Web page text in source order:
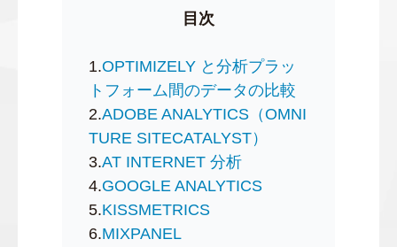
目次
1.OPTIMIZELY と分析プラッ
トフォーム間のデータの比較
2.ADOBE ANALYTICS（OMNI
TURE SITECATALYST）
3.AT INTERNET 分析
4.GOOGLE ANALYTICS
5.KISSMETRICS
6.MIXPANEL